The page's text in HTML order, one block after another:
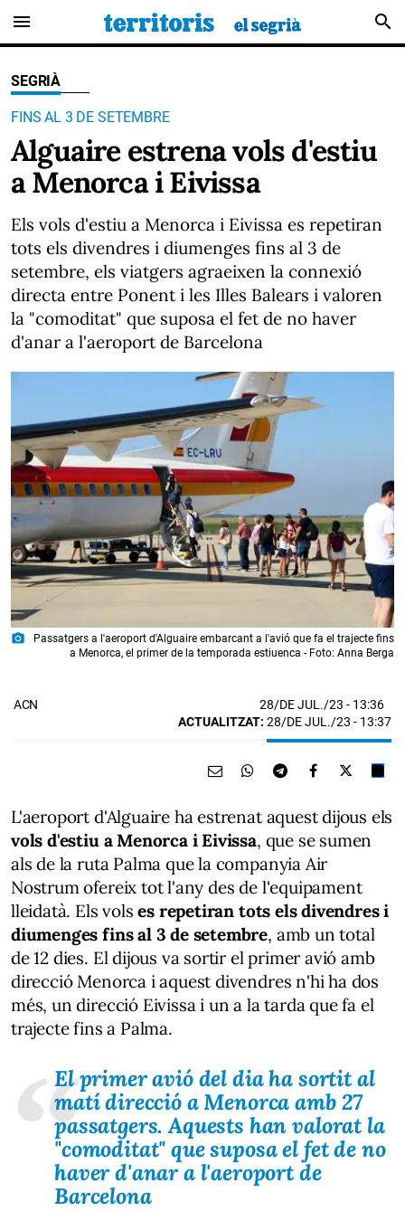
menu search
SEGRIÀ
FINS AL 3 DE SETEMBRE
Alguaire estrena vols d'estiu
a Menorca i Eivissa
Els vols d'estiu a Menorca i Eivissa es repetiran
tots els divendres i diumenges fins al 3 de
setembre, els viatgers agraeixen la connexió
directa entre Ponent i les Illes Balears i valoren
la "comoditat" que suposa el fet de no haver
d'anar a l'aeroport de Barcelona
photo_camera
Passatgers a l'aeroport d'Alguaire embarcant a l'avió que fa el trajecte fins
a Menorca, el primer de la temporada estiuenca - Foto: Anna Berga
ACN 28/DE JUL./23 - 13:36
ACTUALITZAT: 28/DE JUL./23 - 13:37
L'aeroport d'Alguaire ha estrenat aquest dijous els
vols d'estiu a Menorca i Eivissa, que se sumen
als de la ruta Palma que la companyia Air
Nostrum ofereix tot l'any des de l'equipament
lleidatà. Els volses repetiran tots els divendres i
diumenges fins al 3 de setembre, amb un total
de 12 dies. El dijous va sortir el primer avió amb
direcció Menorca i aquest divendres n'hi ha dos
més, un direcció Eivissa i un a la tarda que fa el
trajecte fins a Palma.
El primer avió del dia ha sortit al
matí direcció a Menorca amb 27
passatgers. Aquests han valorat la
"comoditat" que suposa el fet de no
haver d'anar a l'aeroport de
Barcelona